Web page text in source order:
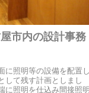
市内の設計事務
に照明等の設備を配置
して残す計画としまし
に照明を仕込み間接照